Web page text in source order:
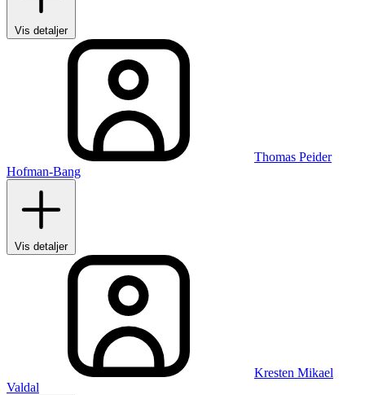
Vis detaljer
Thomas Peider
Hofman-Bang
Vis detaljer
Kresten Mikael
Valdal